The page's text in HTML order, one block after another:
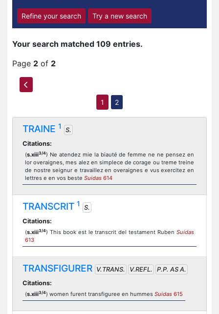
Refine your search Try a new search
Your search matched 109 entries.
Page 2 of 2
1 2
TRAINE 1
S.
Citations:
(s.xiii3/4) Ne atendez mie la biauté de femme ne ne pensez en
lor overaignes, mes alez en simplece de corage ou treme treine
de nostre seignur e travaillez en overaignes e vus exercitez en
lettres e en vos beste Suidas 614
TRANSCRIT 1
S.
Citations:
(s.xiii3/4) This book est le transcrit del testament Ruben Suidas
613
TRANSFIGURER V.TRANS. V.REFL.
P.P. AS A.
Citations:
(s.xiii3/4) women furent transfiguree en hummes Suidas 615